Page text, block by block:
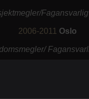
2006-2011 Oslo